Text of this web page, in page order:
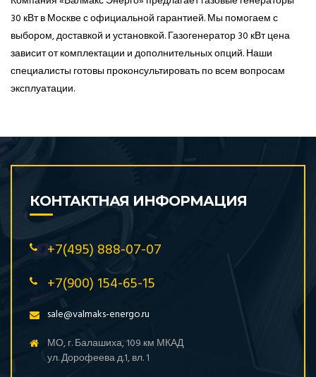
30 кВт в Москве с официальной гарантией. Мы помогаем с
выбором, доставкой и установкой. Газогенератор 30 кВт цена
зависит от комплектации и дополнительных опций. Наши
специалисты готовы проконсультировать по всем вопросам
эксплуатации.
КОНТАКТНАЯ ИНФОРМАЦИЯ
+7(495) 888-07-07
+7(900) 154-65-15
sale@valmaks-energo.ru
МО, г. Балашиха, 109 км МКАД
ул. Дорофеева д.1, вл. 1